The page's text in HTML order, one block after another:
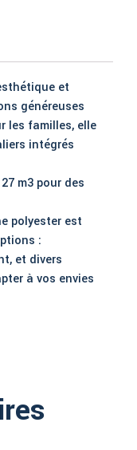
et
généreuses
les familles, elle
intégrés
m3 pour des
polyester est
:
et divers
à vos envies